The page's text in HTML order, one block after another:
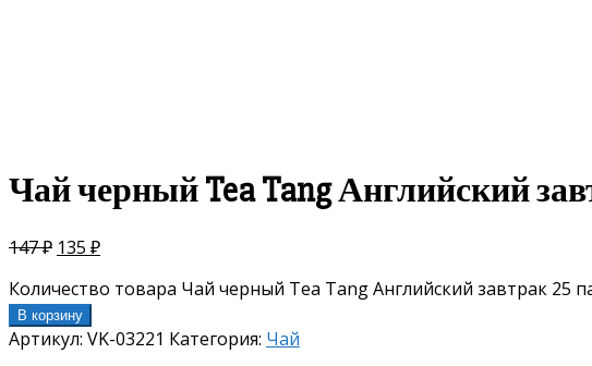
Чай черный Tea Tang Английский
147₽ 135 ₽
Количество товара Чай черный Tea Tang Английский завтрак 25
В корзину
Артикул: VK-03221 Категория: Чай